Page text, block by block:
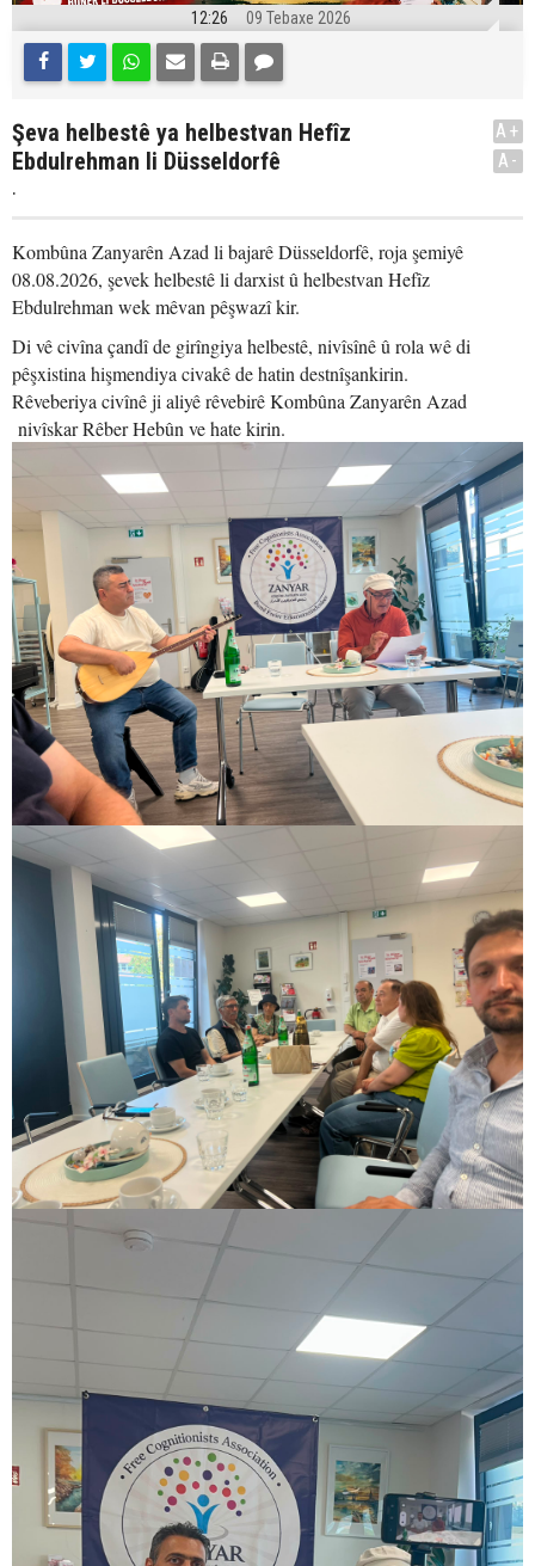
12:26 09 Tebaxe 2026
Şeva helbestê ya helbestvan Hefîz
Ebdulrehman li Düsseldorfê
.
A+
A-
Kombûna Zanyarên Azad li bajarê Düsseldorfê, roja şemiyê
08.08.2026, şevek helbestê li darxist û helbestvan Hefîz
Ebdulrehman wek mêvan pêşwazî kir.
Di vê civîna çandî de girîngiya helbestê, nivîsînê û rola wê di
pêşxistina hişmendiya civakê de hatin destnîşankirin.
Rêveberiya civînê ji aliyê rêvebirê Kombûna Zanyarên Azad
nivîskar Rêber Hebûn ve hate kirin.